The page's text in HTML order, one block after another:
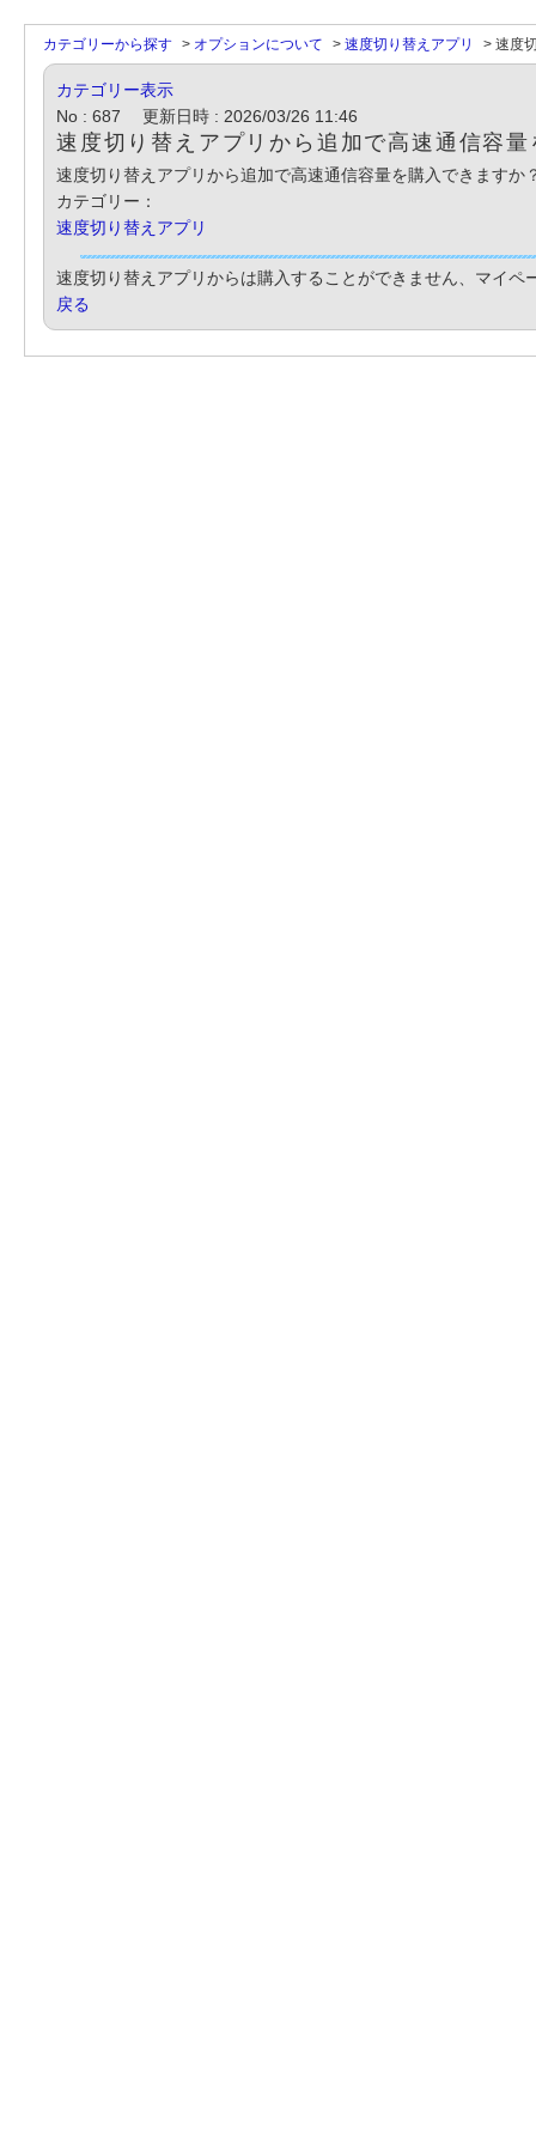
カテゴリーから探す > オプションについて > 速度切り替えアプリ > 速度
カテゴリー表示
No : 687
更新日時 : 2026/03/26 11:46
速度切り替えアプリから追加で高速通信容
速度切り替えアプリから追加で高速通信容量を購入できますか
カテゴリー：
速度切り替えアプリ
速度切り替えアプリからは購入することができません、マイペ
戻る